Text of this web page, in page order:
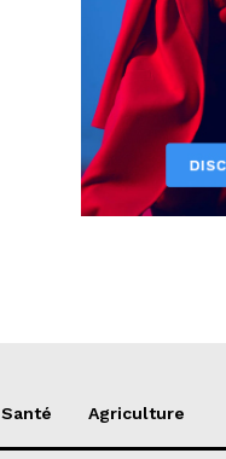
Santé Agriculture